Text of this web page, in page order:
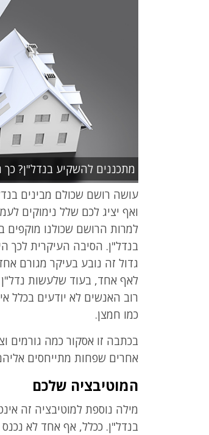
מתכננים להשקיע בנדל"ן? כך
עושה רושם שכולם מבינים
ואף יציג לכם שלל נימוקים
למרות הרושם שכולנו
בנדל"ן. הסיבה העיקרית לכך
גדול זה נובע בעיקר מגורם
לאף אחד, בעוד שלעשות
רוב האנשים לא יודעים בכלל
כמו חמצן.
בכתבה זו אסקור כמה גורמים
אחרים שפחות מתייחסים
המוטיבציה שלכם
מילה נוספת למוטיבציה זה
בנדל"ן. ככלל, אף אחד לא